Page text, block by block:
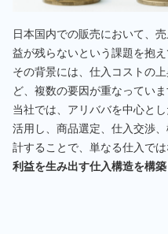
日本国内での販売において、
益が残らないという課題を抱
その背景には、仕入コストの
ど、複数の要因が重なっていま
当社では、アリババを中心と
活用し、商品選定、仕入交渉
計することで、単なる仕入では
利益を生み出す仕入構造を構築